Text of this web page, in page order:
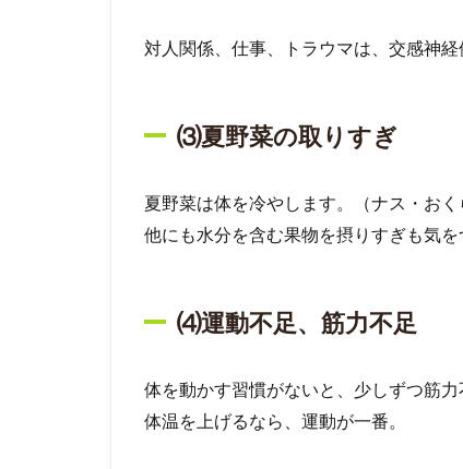
対人関係、仕事、トラウマは、交感神
⑶夏野菜の取りすぎ
夏野菜は体を冷やします。（ナス・おく
他にも水分を含む果物を摂りすぎも気を
⑷運動不足、筋力不足
体を動かす習慣がないと、少しずつ筋
体温を上げるなら、運動が一番。